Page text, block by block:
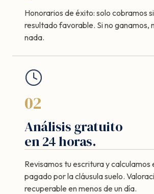
Honorarios de éxito: solo cobramos
resultado favorable. Si no ganamos,
nada.
02
Análisis gratuito
en 24 horas.
Revisamos tu escritura y calculamos
pagado por la cláusula suelo.
recuperable en menos de un día.